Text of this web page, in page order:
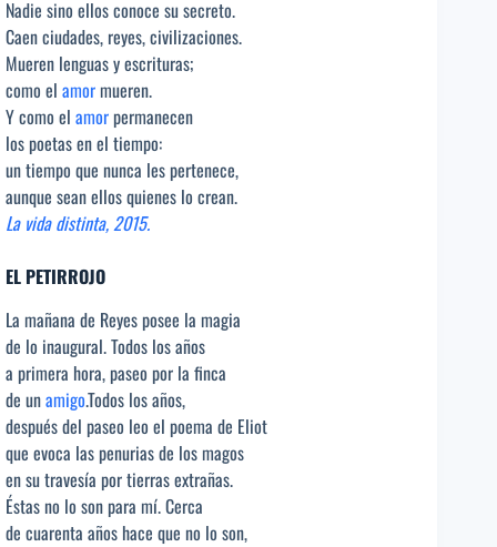
Nadie sino ellos conoce su secreto.
Caen ciudades, reyes, civilizaciones.
Mueren lenguas y escrituras;
como el amormueren.
Y como el amorpermanecen
los poetas en el tiempo:
un tiempo que nunca les pertenece,
aunque sean ellos quienes lo crean.
La vida distinta, 2015.
EL PETIRROJO
La mañana de Reyes posee la magia
de lo inaugural. Todos los años
a primera hora, paseo por la finca
de unamigo.Todos los años,
después del paseo leo el poema de Eliot
que evoca las penurias de los magos
en su travesía por tierras extrañas.
Éstas no lo son para mí. Cerca
de cuarenta años hace que no lo son,